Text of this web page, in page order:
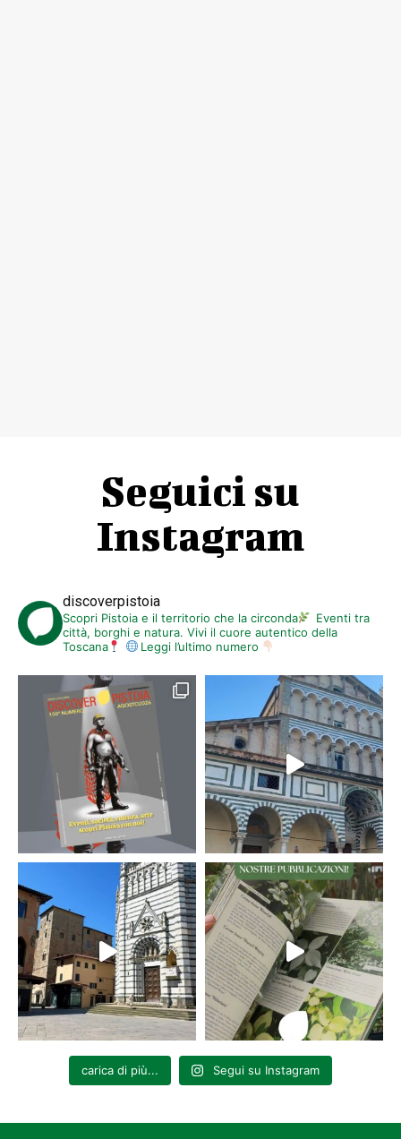
Seguici su
Instagram
discoverpistoia
Scopri Pistoia e il territorio che la circonda
Eventi tra
città, borghi e natura. Vivi il cuore autentico della
Toscana
Leggi l’ultimo numero
carica di più... Segui su Instagram